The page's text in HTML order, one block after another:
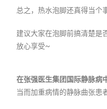
总之，热水泡脚还真得当个
建议大家在泡脚前搞清楚是
放心享受~
在张强医生集团国际静脉病
当而加重病情的静脉曲张患